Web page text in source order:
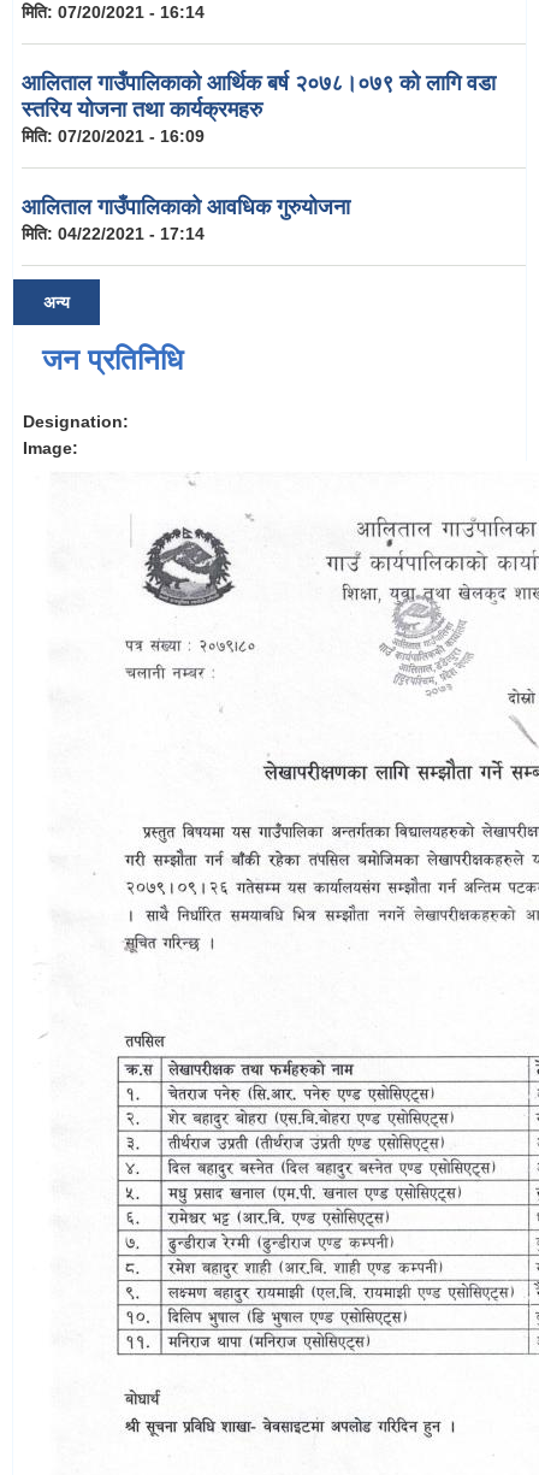
मिति: 07/20/2021 - 16:14
आलिताल गाउँपालिकाको आर्थिक बर्ष २०७८।०७९ को लागि वडा
स्तरिय योजना तथा कार्यक्रमहरु
मिति: 07/20/2021 - 16:09
आलिताल गाउँपालिकाको आवधिक गुरुयोजना
मिति: 04/22/2021 - 17:14
अन्य
जन प्रतिनिधि
Designation:
Image: